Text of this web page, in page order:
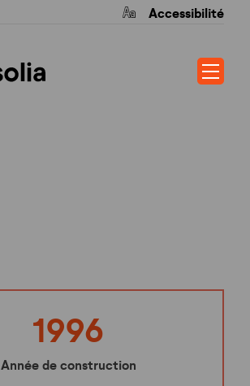
Accessibilité
1996
Année de construction